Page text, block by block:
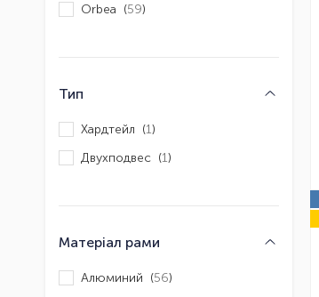
Orbea (59)
Тип
Хардтейл (1)
Двухподвес (1)
Матеріал рами
Алюминий (56)